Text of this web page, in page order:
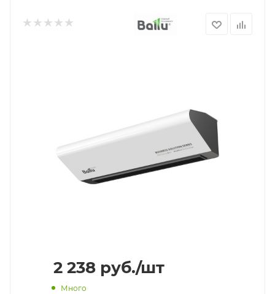
2 238 руб./шт
Много